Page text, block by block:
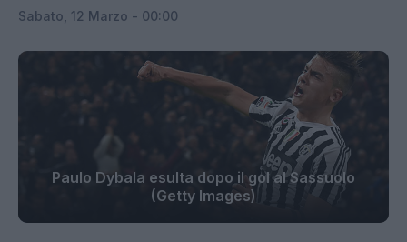
Sabato, 12 Marzo - 00:00
Paulo Dybala esulta dopo il gol al Sassuolo
(Getty Images)